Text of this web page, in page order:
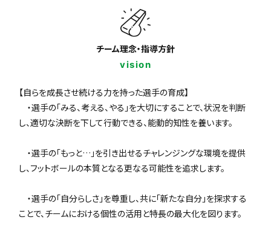
チーム理念・指導方針
vision
【自らを成長させ続ける力を持った選手の育成】
・選手の「みる、考える、やる」を大切にすることで、状況を判断
し、適切な決断を下して行動できる、能動的知性を養います。
・選手の「もっと…」を引き出せるチャレンジングな環境を提供
し、フットボールの本質となる更なる可能性を追求します。
・選手の「自分らしさ」を尊重し、共に「新たな自分」を探求する
ことで、チームにおける個性の活用と特長の最大化を図ります。